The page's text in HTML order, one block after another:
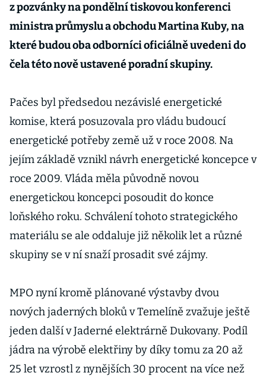
z pozvánky na pondělní tiskovou konferenci
ministra průmyslu a obchodu Martina Kuby, na
které budou oba odborníci oficiálně uvedeni do
čela této nově ustavené poradní skupiny.
Pačes byl předsedou nezávislé energetické
komise, která posuzovala pro vládu budoucí
energetické potřeby země už v roce 2008. Na
jejím základě vznikl návrh energetické koncepce v
roce 2009. Vláda měla původně novou
energetickou koncepci posoudit do konce
loňského roku. Schválení tohoto strategického
materiálu se ale oddaluje již několik let a různé
skupiny se v ní snaží prosadit své zájmy.
MPO nyní kromě plánované výstavby dvou
nových jaderných bloků v Temelíně zvažuje ještě
jeden další v Jaderné elektrárně Dukovany. Podíl
jádra na výrobě elektřiny by díky tomu za 20 až
25 let vzrostl z nynějších 30 procent na více než